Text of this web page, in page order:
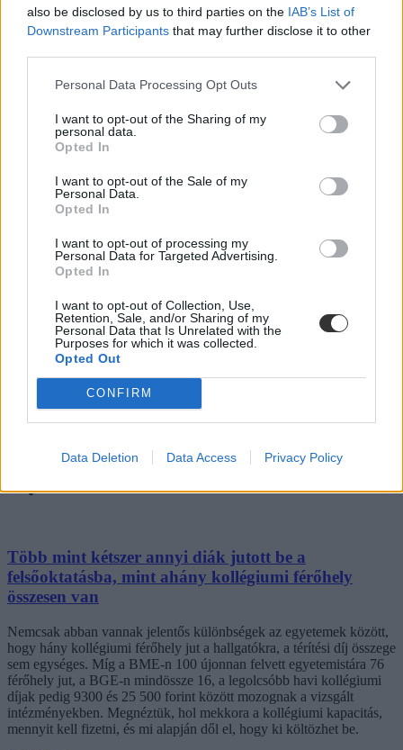
also be disclosed by us to third parties on the IAB’s List of
Downstream Participants that may further disclose it to other
Personal Data Processing Opt Outs
I want to opt-out of the Sharing of my
personal data.
Opted In
I want to opt-out of the Sale of my
Personal Data.
Opted In
I want to opt-out of processing my
Personal Data for Targeted Advertising.
Opted In
I want to opt-out of Collection, Use,
Retention, Sale, and/or Sharing of my
Personal Data that Is Unrelated with the
Purposes for which it was collected.
Opted Out
CONFIRM
Data Deletion Data Access Privacy Policy
Hozzászólások
Több mint kétszer annyi diák jutott be a
felsőoktatásba, mint ahány kollégiumi férőhely
összesen van
Nemcsak abban vannak jelentős különbségek az egyetemek között,
hogy hány kollégiumi férőhely jut a hallgatókra, a térítési díj összege
sem egységes. Míg a BME-n 100 újonnan felvett egyetemistára 76
férőhely jut, a BGE-n mindössze 16, a legolcsóbb havi kollégiumi
díjak pedig 9300 és 25 500 forint között mozognak a vizsgált
intézményekben. Megnéztük, hol mekkora a kollégiumi kapacitás,
mennyit kell fizetni, és mi alapján dől el, hogy ki költözhet be.